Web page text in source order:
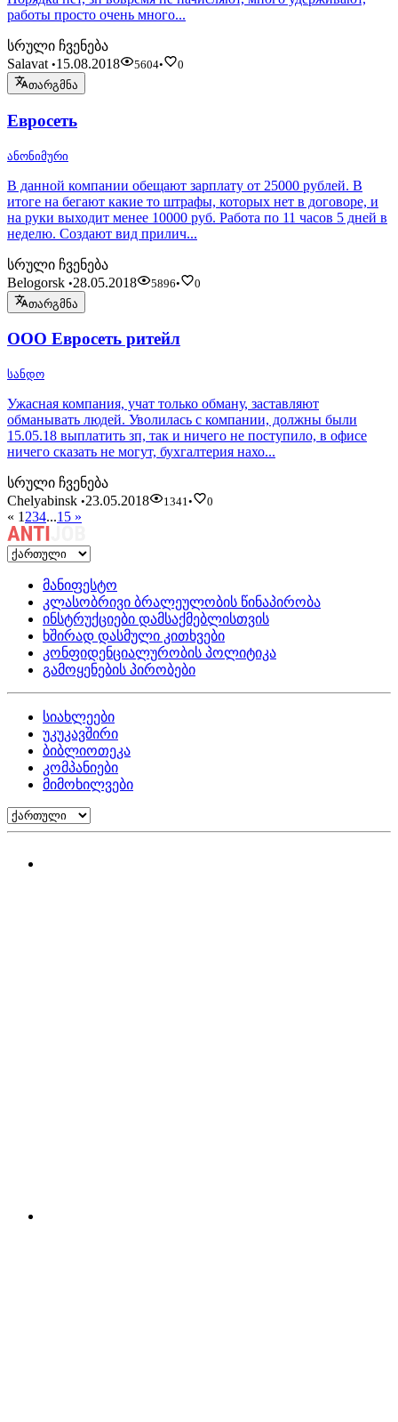
работы просто очень много...
სრული ჩვენება
Salavat •15.08.2018 5604•
0
თარგმნა
Евросеть
ანონიმური
В данной компании обещают зарплату от 25000 рублей. В
итоге на бегают какие то штрафы, которых нет в договоре, и
на руки выходит менее 10000 руб. Работа по 11 часов 5 дней в
неделю. Создают вид прилич...
სრული ჩვენება
Belogorsk •28.05.2018 5896•
0
თარგმნა
ООО Евросеть ритейл
სანდო
Ужасная компания, учат только обману, заставляют
обманывать людей. Уволилась с компании, должны были
15.05.18 выплатить зп, так и ничего не поступило, в офисе
ничего сказать не могут, бухгалтерия нахо...
სრული ჩვენება
Chelyabinsk •23.05.2018 1341 • 0
« 1 234...15 »
მანიფესტო
კლასობრივი ბრალეულობის წინაპირობა
ინსტრუქციები დამსაქმებლისთვის
ხშირად დასმული კითხვები
კონფიდენციალურობის პოლიტიკა
გამოყენების პირობები
სიახლეები
უკუკავშირი
ბიბლიოთეკა
კომპანიები
მიმოხილვები